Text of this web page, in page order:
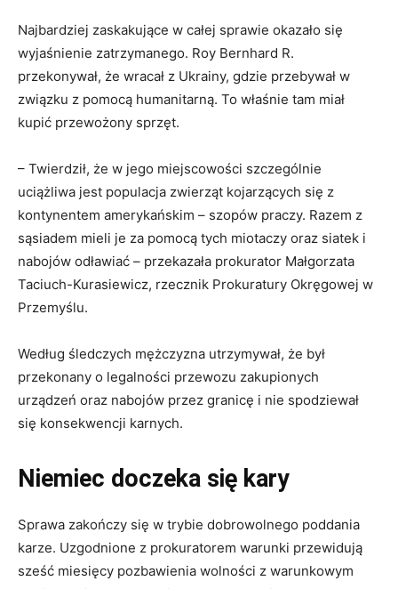
Najbardziej zaskakujące w całej sprawie okazało się
wyjaśnienie zatrzymanego. Roy Bernhard R.
przekonywał, że wracał z Ukrainy, gdzie przebywał w
związku z pomocą humanitarną. To właśnie tam miał
kupić przewożony sprzęt.
– Twierdził, że w jego miejscowości szczególnie
uciążliwa jest populacja zwierząt kojarzących się z
kontynentem amerykańskim – szopów praczy. Razem z
sąsiadem mieli je za pomocą tych miotaczy oraz siatek i
nabojów odławiać – przekazała prokurator Małgorzata
Taciuch-Kurasiewicz, rzecznik Prokuratury Okręgowej w
Przemyślu.
Według śledczych mężczyzna utrzymywał, że był
przekonany o legalności przewozu zakupionych
urządzeń oraz nabojów przez granicę i nie spodziewał
się konsekwencji karnych.
Niemiec doczeka się kary
Sprawa zakończy się w trybie dobrowolnego poddania
karze. Uzgodnione z prokuratorem warunki przewidują
sześć miesięcy pozbawienia wolności z warunkowym